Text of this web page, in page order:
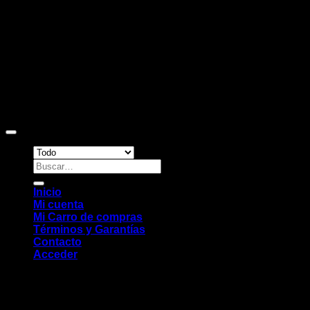
Buscar
por:
Inicio
Mi cuenta
Mi Carro de compras
Términos y Garantías
Contacto
Acceder